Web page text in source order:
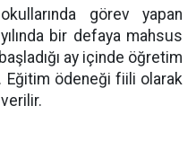
görev yapan
bir defaya mahsus
ay içinde öğretim
Eğitim ödeneği fiili olarak